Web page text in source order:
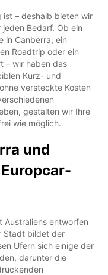
ist – deshalb bieten wir
Bedarf. Ob ein
in Canberra, ein
Roadtrip oder ein
– wir haben das
Kurz- und
versteckte Kosten
gestalten wir Ihre
wie möglich.
und
Australiens entworfen
Stadt bildet der
Ufern sich einige der
darunter die